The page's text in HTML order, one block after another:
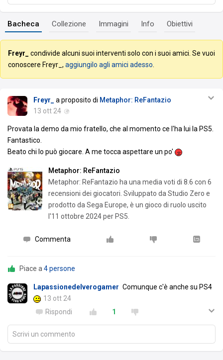
Bacheca Collezione Immagini Info Obiettivi
Freyr_
condivide alcuni suoi interventi solo con i suoi amici. Se vuoi
conoscere Freyr_, aggiungilo agli amici adesso
Freyr_ a proposito di Metaphor: ReFantazio
13 ott 24
Provata la demo da mio fratello, che al momento ce l'ha lui la PS5.
Fantastico.
Beato chi lo può giocare. A me tocca aspettare un po'
Metaphor: ReFantazio
Metaphor: ReFantazio ha una media voti di 8.6 con 6
recensioni dei giocatori. Sviluppato da Studio Zero e
prodotto da Sega Europe, è un gioco di ruolo uscito
l'11 ottobre 2024 per PS5.
Commenta
Piace a 4 persone
Lapassionedelverogamer Comunque c'è anche su PS4
13 ott 24
Rispondi
1
Scrivi un commento